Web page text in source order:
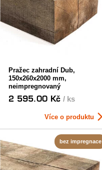
Pražec zahradní Dub,
150x260x2000 mm,
neimpregnovaný
2 595.00 Kč/ ks
Více o produktu
bez impregnace